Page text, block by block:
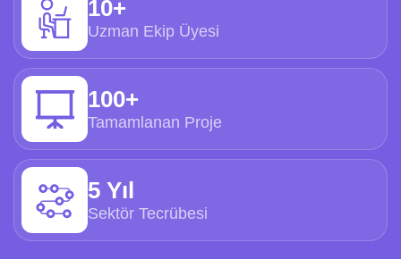
10+
Uzman Ekip Üyesi
100+
Tamamlanan Proje
5 Yıl
Sektör Tecrübesi